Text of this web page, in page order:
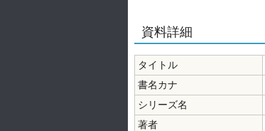
資料詳細
タイトル
書名カナ
シリーズ名
著者